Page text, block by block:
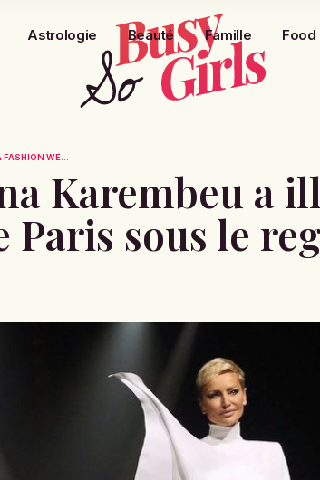
Astrologie Beauté Famille Food
WE...
Karembeu a
Paris sous le